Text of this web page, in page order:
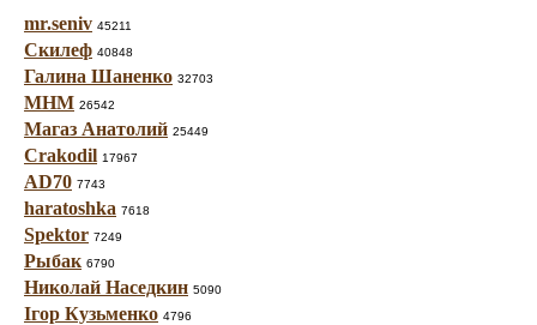
mr.seniv 45211
Скилеф 40848
Галина Шаненко 32703
МНМ 26542
Магаз Анатолий 25449
Crakodil 17967
AD70 7743
haratoshka 7618
Spektor 7249
Рыбак 6790
Николай Наседкин 5090
Ігор Кузьменко 4796